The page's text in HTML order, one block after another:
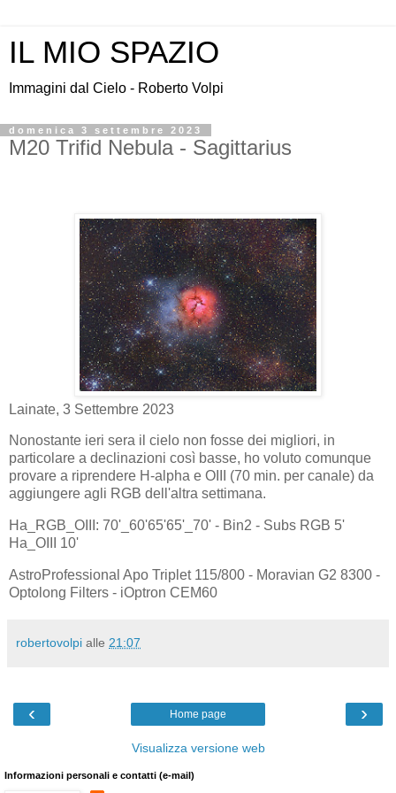
IL MIO SPAZIO
Immagini dal Cielo - Roberto Volpi
domenica 3 settembre 2023
M20 Trifid Nebula - Sagittarius
Lainate, 3 Settembre 2023
Nonostante ieri sera il cielo non fosse dei migliori, in
particolare a declinazioni così basse, ho voluto comunque
provare a riprendere H-alpha e OIII (70 min. per canale) da
aggiungere agli RGB dell'altra settimana.
Ha_RGB_OIII: 70'_60'65'65'_70' - Bin2 - Subs RGB 5'
Ha_OIII 10'
AstroProfessional Apo Triplet 115/800 - Moravian G2 8300 -
Optolong Filters - iOptron CEM60
robertovolpi alle 21:07
‹ ›
Home page
Visualizza versione web
Informazioni personali e contatti (e-mail)